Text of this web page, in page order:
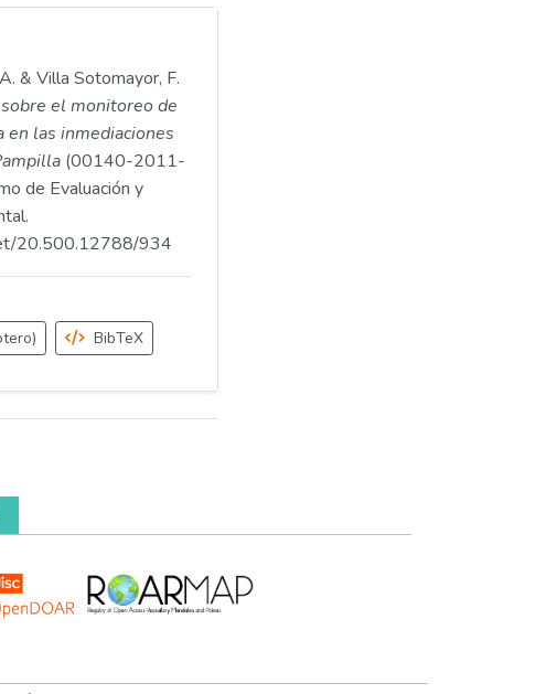
& Villa Sotomayor, F.
el monitoreo de
las inmediaciones
(00140-2011-
de Evaluación y
20.500.12788/934
BibTeX